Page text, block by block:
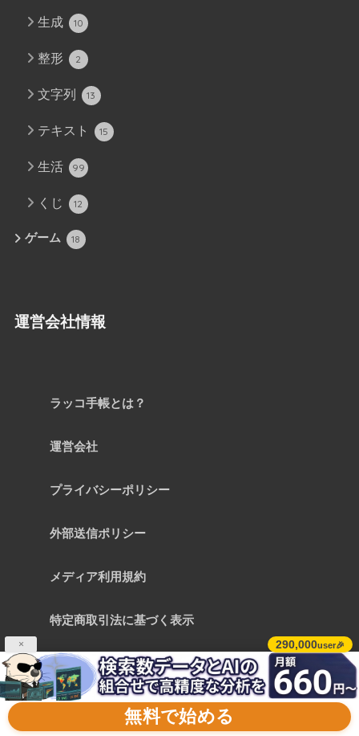
× 290,000user🎉
無料で始める
生成 10
整形 2
文字列 13
テキスト 15
生活 99
くじ 12
ゲーム 18
運営会社情報
ラッコ手帳とは？
運営会社
プライバシーポリシー
外部送信ポリシー
メディア利用規約
特定商取引法に基づく表示
お問い合わせ